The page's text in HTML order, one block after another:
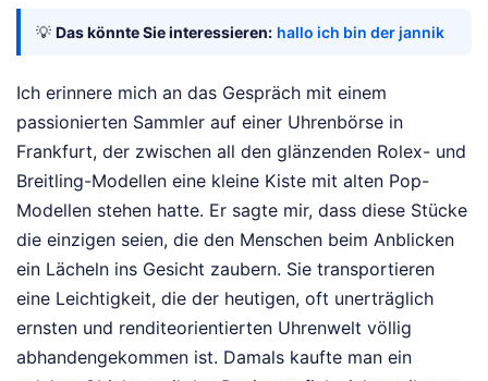
💡 Das könnte Sie interessieren: hallo ich bin der jannik
Ich erinnere mich an das Gespräch mit einem
passionierten Sammler auf einer Uhrenbörse in
Frankfurt, der zwischen all den glänzenden Rolex- und
Breitling-Modellen eine kleine Kiste mit alten Pop-
Modellen stehen hatte. Er sagte mir, dass diese Stücke
die einzigen seien, die den Menschen beim Anblicken
ein Lächeln ins Gesicht zaubern. Sie transportieren
eine Leichtigkeit, die der heutigen, oft unerträglich
ernsten und renditeorientierten Uhrenwelt völlig
abhandengekommen ist. Damals kaufte man ein